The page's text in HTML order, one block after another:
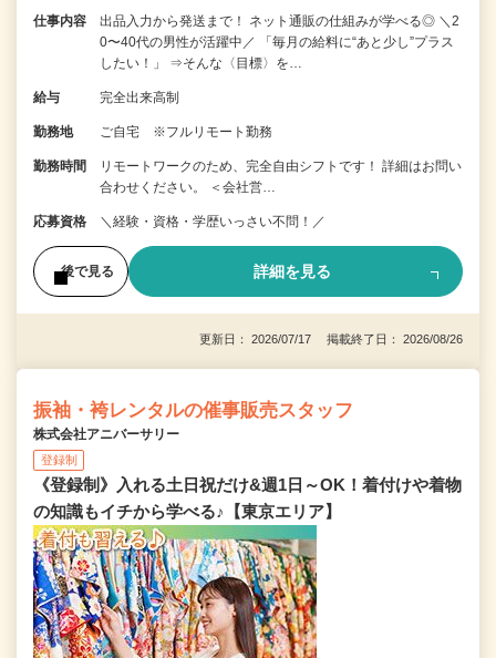
仕事内容
出品入力から発送まで！ ネット通販の仕組みが学べる◎ ＼2
0〜40代の男性が活躍中／ 「毎月の給料に“あと少し”プラス
したい！」 ⇒そんな〈目標〉を…
給与 完全出来高制
勤務地 ご自宅 ※フルリモート勤務
勤務時間
リモートワークのため、完全自由シフトです！ 詳細はお問い
合わせください。 ＜会社営…
応募資格 ＼経験・資格・学歴いっさい不問！／
後で見る 詳細を見る
更新日： 2026/07/17 掲載終了日： 2026/08/26
振袖・袴レンタルの催事販売スタッフ
株式会社アニバーサリー
登録制
《登録制》入れる土日祝だけ&週1日～OK！着付けや着物
の知識もイチから学べる♪【東京エリア】